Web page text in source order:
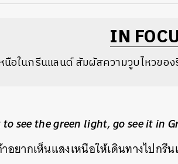
IN
นือในกรีนแลนด์ สัมผัสความวูบไหวของ
see the green light, go see it in
าอยากเห็นแสงเหนือให้เดินทางไปก